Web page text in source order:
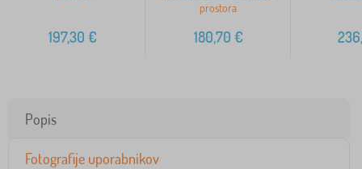
197,30 €
prostora
180,70 €
Popis
Fotografije uporabnikov